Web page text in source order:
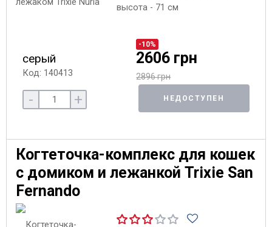
высота - 71 см
серый
Код: 140413
-10%
2606 грн
2896 грн
- + НЕДОСТУПЕН
Когтеточка-комплекс для кошек
с домиком и лежанкой Trixie San
Fernando